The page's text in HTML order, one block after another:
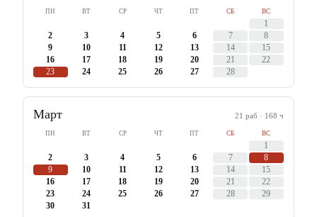
ПН ВТ СР ЧТ ПТ СБ ВС
1
2
3 4 5 6 7
8
9
10 11 12 13 14
15
16
17 18 19 20 21
22
23
24 25 26 27 28
Март 21 раб · 168 ч
ПН ВТ СР ЧТ ПТ СБ ВС
1
2
3 4 5 6 7
8
9
10 11 12 13 14
15
16
17 18 19 20 21
22
23
24 25 26 27 28
29
30
31